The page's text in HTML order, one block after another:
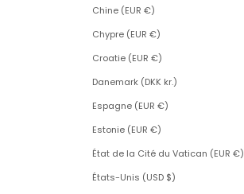
Chine (EUR €)
Chypre (EUR €)
Croatie (EUR €)
Danemark (DKK kr.)
Espagne (EUR €)
Estonie (EUR €)
État de la Cité du Vatican (EUR €)
États-Unis (USD $)